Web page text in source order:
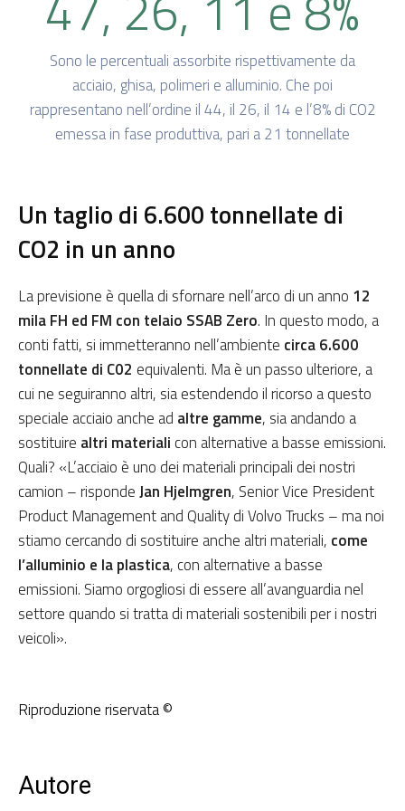
Sono le percentuali assorbite rispettivamente da
acciaio, ghisa, polimeri e alluminio. Che poi
rappresentano nell’ordine il 44, il 26, il 14 e l’8% di CO2
emessa in fase produttiva, pari a 21 tonnellate
Un taglio di 6.600 tonnellate di
CO2 in un anno
La previsione è quella di sfornare nell’arco di un anno 12
mila FH ed FM con telaio SSAB Zero. In questo modo, a
conti fatti, si immetteranno nell’ambiente circa 6.600
tonnellate di C02 equivalenti. Ma è un passo ulteriore, a
cui ne seguiranno altri, sia estendendo il ricorso a questo
speciale acciaio anche ad altre gamme, sia andando a
sostituire altri materiali con alternative a basse emissioni.
Quali? «L’acciaio è uno dei materiali principali dei nostri
camion – rispondeJan Hjelmgren, Senior Vice President
Product Management and Quality di Volvo Trucks – ma noi
stiamo cercando di sostituire anche altri materiali, come
l’alluminio e la plastica, con alternative a basse
emissioni. Siamo orgogliosi di essere all’avanguardia nel
settore quando si tratta di materiali sostenibili per i nostri
veicoli».
Riproduzione riservata ©
Autore